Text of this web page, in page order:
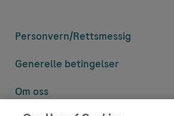
Personvern/Rettsmessig
Generelle betingelser
Om oss